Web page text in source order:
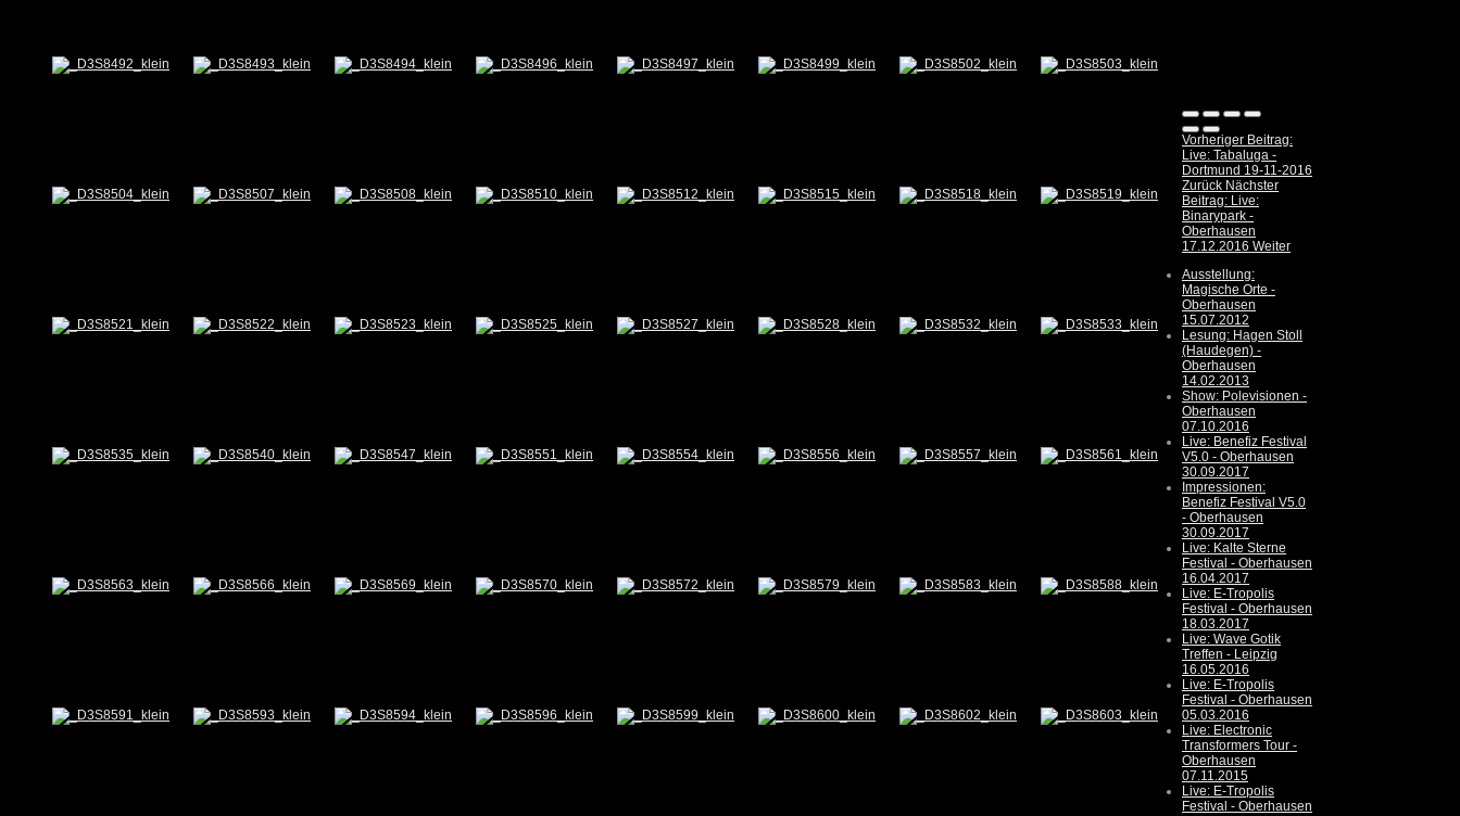
Vorheriger Beitrag:
Live: Tabaluga -
Dortmund 19-11-2016
Zurück Nächster
Beitrag: Live:
Binarypark -
Oberhausen
17.12.2016 Weiter
Ausstellung:
Magische Orte -
Oberhausen
15.07.2012
Lesung: Hagen Stoll
(Haudegen) -
Oberhausen
14.02.2013
Show: Polevisionen -
Oberhausen
07.10.2016
Live: Benefiz Festival
V5.0 - Oberhausen
30.09.2017
Impressionen:
Benefiz Festival V5.0
- Oberhausen
30.09.2017
Live: Kalte Sterne
Festival - Oberhausen
16.04.2017
Live: E-Tropolis
Festival - Oberhausen
18.03.2017
Live: Wave Gotik
Treffen - Leipzig
16.05.2016
Live: E-Tropolis
Festival - Oberhausen
05.03.2016
Live: Electronic
Transformers Tour -
Oberhausen
07.11.2015
Live: E-Tropolis
Festival - Oberhausen